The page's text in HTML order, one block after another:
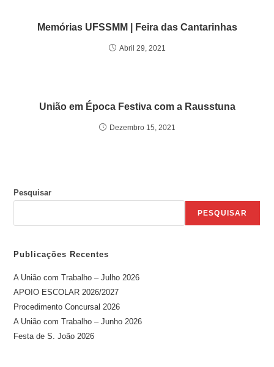
Memórias UFSSMM | Feira das Cantarinhas
Abril 29, 2021
União em Época Festiva com a Rausstuna
Dezembro 15, 2021
Pesquisar
PESQUISAR
Publicações Recentes
A União com Trabalho – Julho 2026
APOIO ESCOLAR 2026/2027
Procedimento Concursal 2026
A União com Trabalho – Junho 2026
Festa de S. João 2026